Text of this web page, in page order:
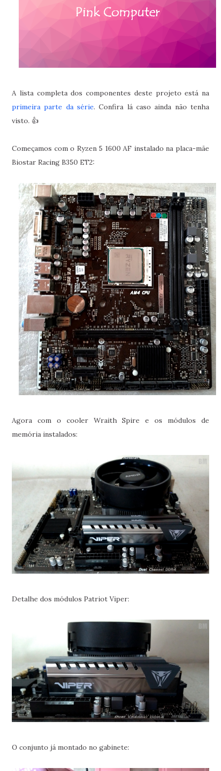
A lista completa dos componentes deste projeto está na
primeira parte da série. Confira lá caso ainda não tenha
visto. 👍
Começamos com o Ryzen 5 1600 AF instalado na placa-mãe
Biostar Racing B350 ET2:
Agora com o cooler Wraith Spire e os módulos de
memória instalados:
Detalhe dos módulos Patriot Viper:
O conjunto já montado no gabinete: